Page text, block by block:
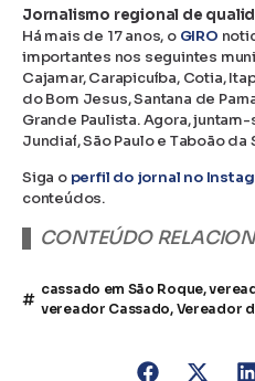
Jornalismo regional de
Há mais de 17 anos, o GIRO
importantes nos seguintes
Cajamar, Carapicuíba, Cotia,
do Bom Jesus, Santana de
Grande Paulista. Agora,
Jundiaí, São Paulo e Taboão da
Siga o perfil do jornal no
conteúdos.
CONTEÚDO
cassado em São Roque,
vereador Cassado, Vereador